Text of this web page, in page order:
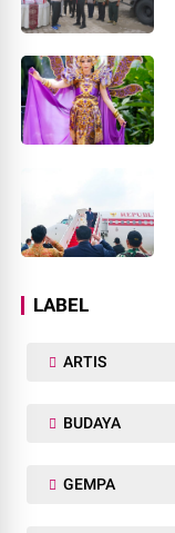
LABEL
ARTIS
BUDAYA
GEMPA